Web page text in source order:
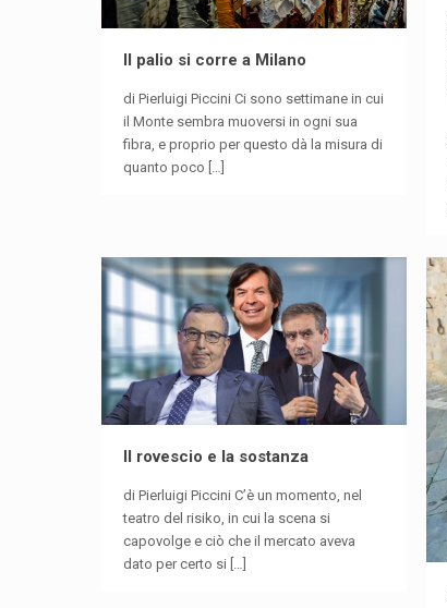
Il palio si corre a Milano
di Pierluigi Piccini Ci sono settimane in cui
il Monte sembra muoversi in ogni sua
fibra, e proprio per questo dà la misura di
quanto poco
Il rovescio e la sostanza
di Pierluigi Piccini C’è un momento, nel
teatro del risiko, in cui la scena si
capovolge e ciò che il mercato aveva
dato per certo si […]